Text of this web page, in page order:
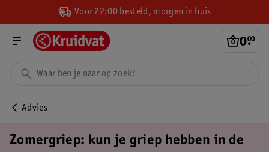
Voor 22:00 besteld, morgen in huis
0.
00
Advies
Zomergriep: kun je griep hebben in de